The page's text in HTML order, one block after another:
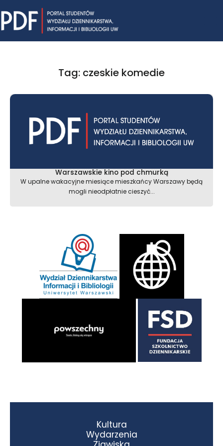
to
content
Tag: czeskie komedie
Warszawskie kino pod chmurką
W upalne wakacyjne miesiące mieszkańcy Warszawy będą
mogli nieodpłatnie cieszyć...
Kultura
Wydarzenia